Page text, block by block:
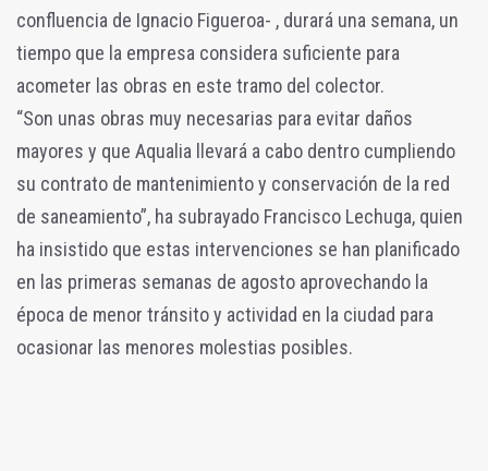
confluencia de Ignacio Figueroa- , durará una semana, un
tiempo que la empresa considera suficiente para
acometer las obras en este tramo del colector.
“Son unas obras muy necesarias para evitar daños
mayores y que Aqualia llevará a cabo dentro cumpliendo
su contrato de mantenimiento y conservación de la red
de saneamiento”, ha subrayado Francisco Lechuga, quien
ha insistido que estas intervenciones se han planificado
en las primeras semanas de agosto aprovechando la
época de menor tránsito y actividad en la ciudad para
ocasionar las menores molestias posibles.